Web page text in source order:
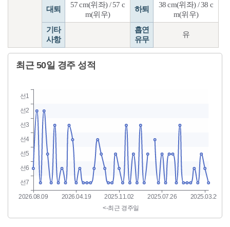
대퇴
57 cm(위좌) / 57 c
m(위우)
하퇴
38 cm(위좌) / 38 c
m(위우)
기타
사항
흡연
유무
유